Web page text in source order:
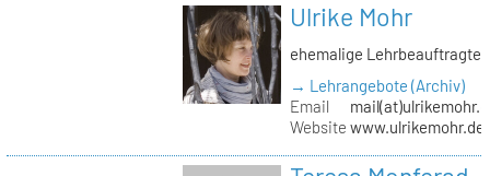
Ulrike Mohr
ehemalige Lehrbeauftragte
→ Lehrangebote (Archiv)
Email
Website www.ulrikemohr.de